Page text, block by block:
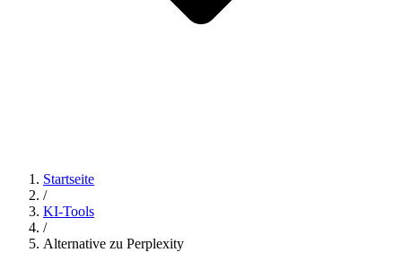
Startseite
/
KI-Tools
/
Alternative zu Perplexity